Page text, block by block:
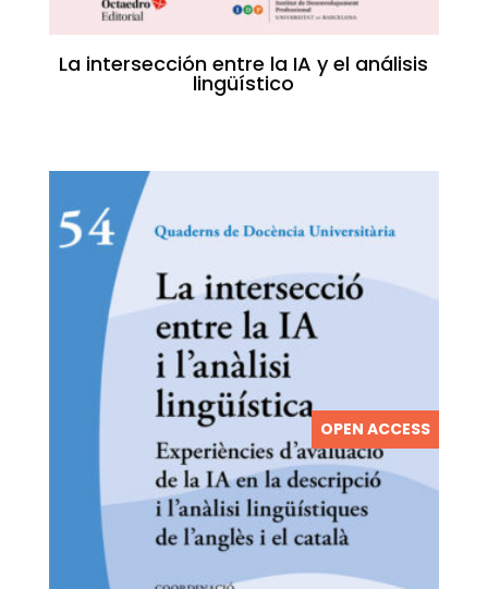
La intersección entre la IA y el análisis
lingüístico
OPEN ACCESS